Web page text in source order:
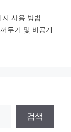
사용 방법
두기 및 비공개
검색